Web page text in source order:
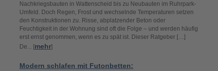
Nachkriegsbauten in Wattenscheid bis zu Neubauten im Ruhrpark-
Umfeld. Doch Regen, Frost und wechselnde Temperaturen setzen
den Konstruktionen zu. Risse, abplatzender Beton oder
Feuchtigkeit in der Wohnung sind oft die Folge – und werden häufig
erst ernst genommen, wenn es zu spät ist. Dieser Ratgeber […]
De... [mehr]
Modern schlafen mit Futonbetten: